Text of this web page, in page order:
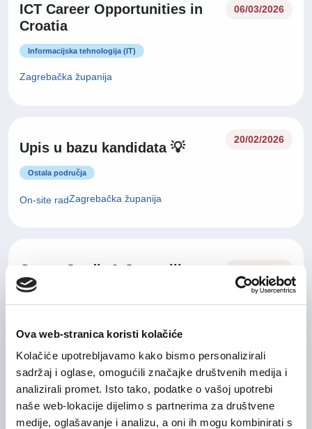
Ova web-stranica koristi kolačiće
Kolačiće upotrebljavamo kako bismo personalizirali
sadržaj i oglase, omogućili značajke društvenih medija i
analizirali promet. Isto tako, podatke o vašoj upotrebi
naše web-lokacije dijelimo s partnerima za društvene
medije, oglašavanje i analizu, a oni ih mogu kombinirati s
ICT Career Opportunities in
Croatia
06/03/2026
Informacijska tehnologija (IT)
Zagrebačka županija
Upis u bazu kandidata 💡
20/02/2026
Ostala područja
On-site radZagrebačka županija
Group Credit & Controlling
Manager
On-site radGrad Zagreb
Sales Manager
29/07/2026